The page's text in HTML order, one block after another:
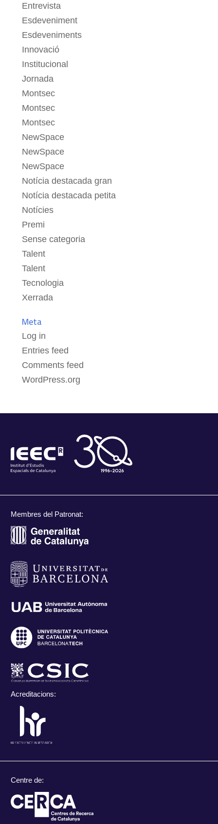
Entrevista
Esdeveniment
Esdeveniments
Innovació
Institucional
Jornada
Montsec
Montsec
Montsec
NewSpace
NewSpace
NewSpace
Notícia destacada gran
Notícia destacada petita
Notícies
Premi
Sense categoria
Talent
Talent
Tecnologia
Xerrada
Meta
Log in
Entries feed
Comments feed
WordPress.org
Membres del Patronat:
Acreditacions:
Centre de: